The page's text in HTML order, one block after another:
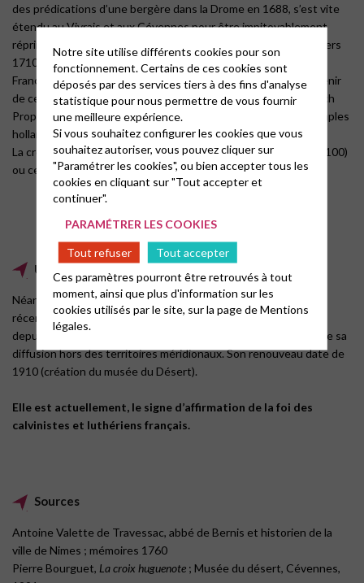
des prédications d’une bergère dans la Drome en 1688, s’est vite
étendu au Vivrais et aux Cévennes pour être impitoyablement
réprimé. Les camisards dans leur exil à la fin de cette révolte, vers
1710, seraient à l’origine de l’introduction, dans l’Eglise des
Français » de Londres de la croix huguenote ainsi que du souvenir
de cette vague de prophétisme, retenu sous le nom de « French
Prophets ». La croix huguenote est aussi connue dans des temples
hollandais.
La croix huguenote semble avoir pour base la croix de Malte (1100)
ou celle du Languedoc dont l’origine est plus ancienne.
Une diffusion récente
Néanmoins, sa diffusion dans le monde réformé semble être
récente. Ce sont les mouvements de populations, accélérés
depuis le dernier tiers du XIXe siècle, qui furent les vecteurs de sa
diffusion hors des territoires méridionaux. Son renouveau date de
1910 (création du musée du Désert).
Elle est actuellement, le signe d’affirmation de la foi des
calvinistes et luthériens français.
Sources
Antoine Valette de Travessac, abbé de Bernis et historien de la
ville de Nimes ; mémoires 1760
Pierre Bourguet, La croix huguenote ; Musée du désert, Cévennes,
Notre site utilise différents cookies pour son
fonctionnement. Certains de ces cookies sont
déposés par des services tiers à des fins d'analyse
statistique pour nous permettre de vous fournir
une meilleure expérience.
Si vous souhaitez configurer les cookies que vous
souhaitez autoriser, vous pouvez cliquer sur
"Paramétrer les cookies", ou bien accepter tous les
cookies en cliquant sur "Tout accepter et
continuer".
PARAMÉTRER LES COOKIES
Tout refuser
Tout accepter
Ces paramètres pourront être retrouvés à tout
moment, ainsi que plus d'information sur les
cookies utilisés par le site, sur la page deMentions
légales.